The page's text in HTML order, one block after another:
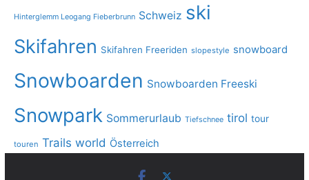
Hinterglemm Leogang Fieberbrunn Schweiz ski
Skifahren Skifahren Freeriden slopestyle snowboard
Snowboarden Snowboarden Freeski
Snowpark Sommerurlaub Tiefschnee tirol tour
touren Trails world Österreich